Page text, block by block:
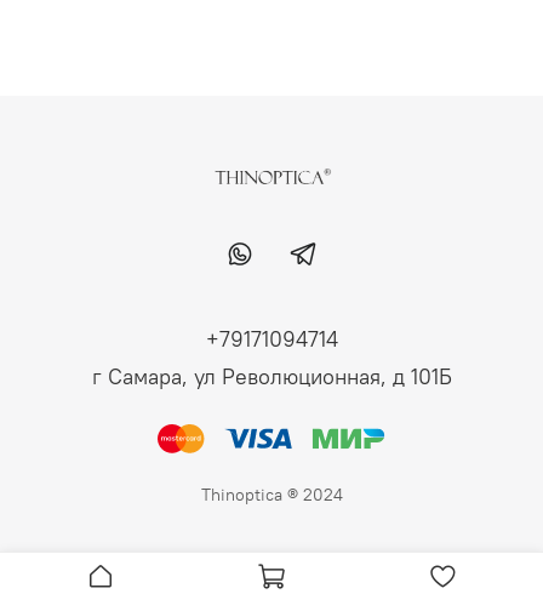
+79171094714
г Самара, ул Революционная, д 101Б
Thinoptica ® 2024